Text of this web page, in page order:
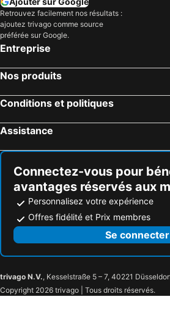
Retrouvez facilement nos résultats :
ajoutez trivago comme source
préférée sur Google.
Entreprise
Nos produits
Conditions et politiques
Assistance
Connectez-vous pour
avantages réservés aux
Personnalisez votre expérience
Offres fidélité et Prix membres
Se connecter
trivago N.V., Kesselstraße 5 – 7, 40221
Copyright 2026 trivago | Tous droits réservés.